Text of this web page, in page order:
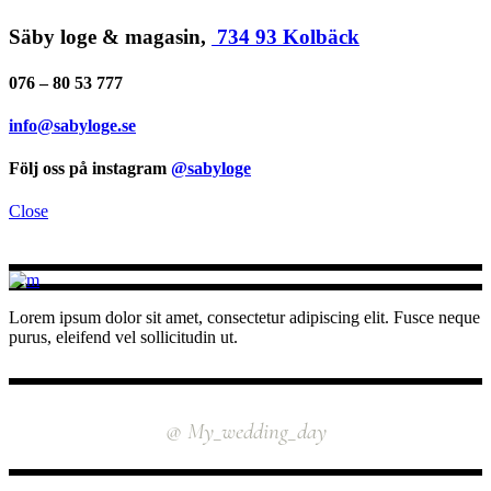
Säby loge & magasin, 734 93 Kolbäck
076 – 80 53 777
info@sabyloge.se
Följ oss på instagram @sabyloge
Close
Lorem ipsum dolor sit amet, consectetur adipiscing elit. Fusce neque
purus, eleifend vel sollicitudin ut.
@ My_wedding_day